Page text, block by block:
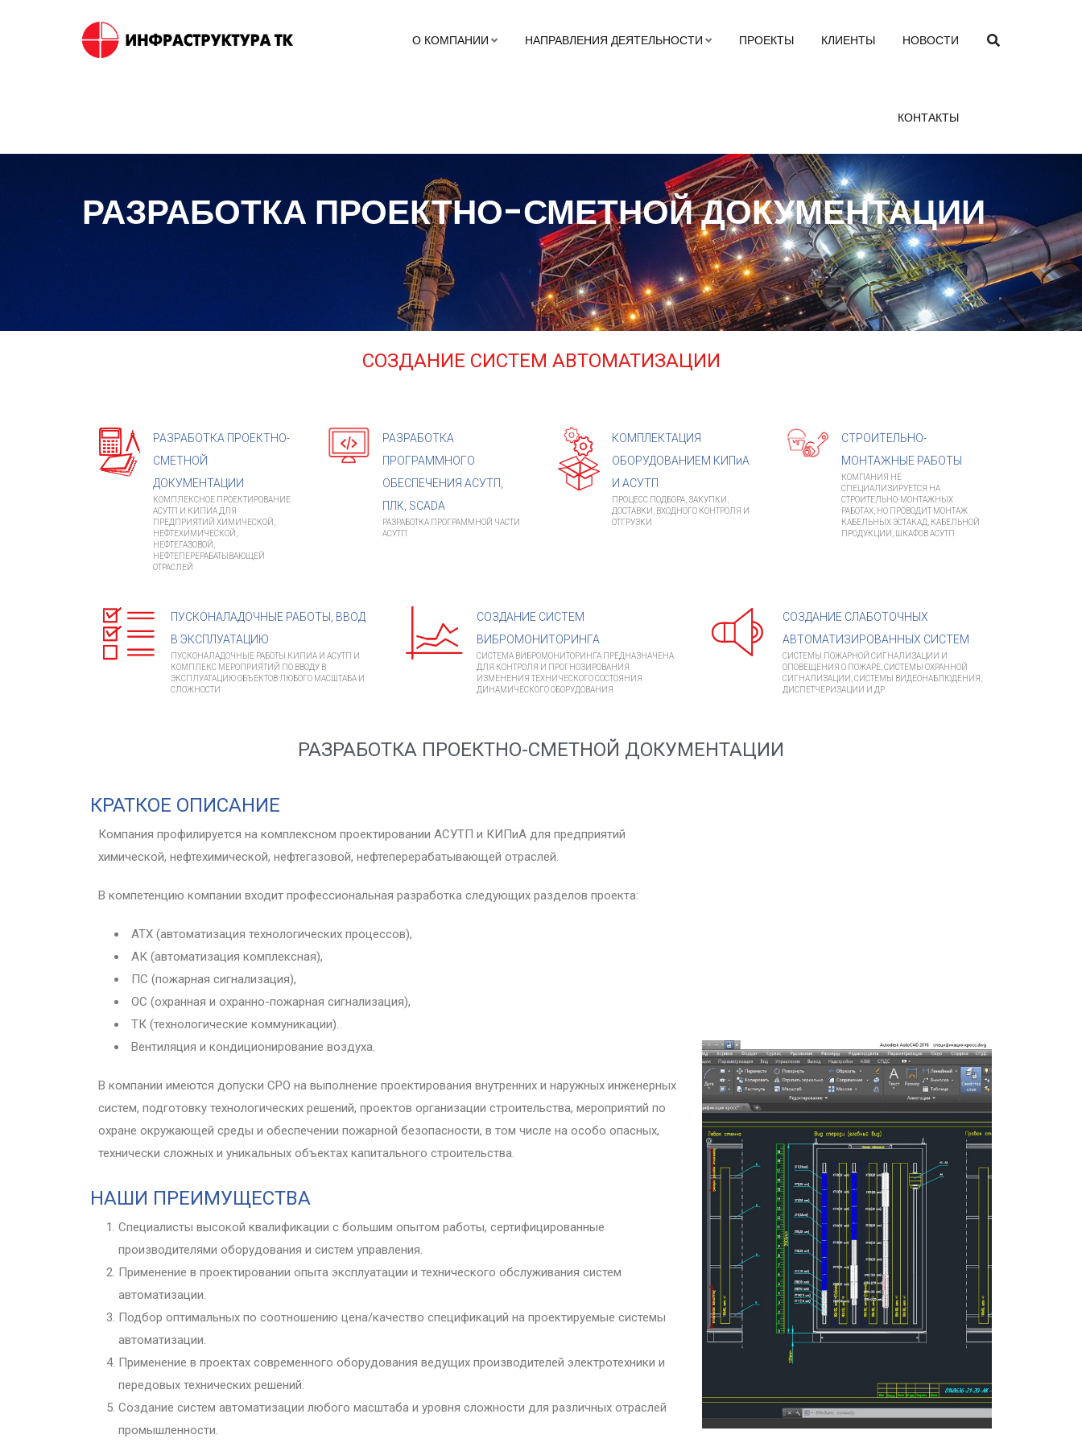
О КОМПАНИИ НАПРАВЛЕНИЯ ДЕЯТЕЛЬНОСТИ ПРОЕКТЫ КЛИЕНТЫ НОВОСТИ
КОНТАКТЫ
РАЗРАБОТКА ПРОЕКТНО-СМЕТНОЙ ДОКУМЕНТАЦИИ
СОЗДАНИЕ СИСТЕМ АВТОМАТИЗАЦИИ
РАЗРАБОТКА ПРОЕКТНО-
СМЕТНОЙ
ДОКУМЕНТАЦИИ
КОМПЛЕКСНОЕ ПРОЕКТИРОВАНИЕ
АСУТП И КИПИА ДЛЯ
ПРЕДПРИЯТИЙ ХИМИЧЕСКОЙ,
НЕФТЕХИМИЧЕСКОЙ,
НЕФТЕГАЗОВОЙ,
НЕФТЕПЕРЕРАБАТЫВАЮЩЕЙ
ОТРАСЛЕЙ
РАЗРАБОТКА
ПРОГРАММНОГО
ОБЕСПЕЧЕНИЯ АСУТП,
ПЛК, SCADA
РАЗРАБОТКА ПРОГРАММНОЙ ЧАСТИ
АСУТП
КОМПЛЕКТАЦИЯ
ОБОРУДОВАНИЕМ КИПиА
И АСУТП
ПРОЦЕСС ПОДБОРА, ЗАКУПКИ,
ДОСТАВКИ, ВХОДНОГО КОНТРОЛЯ И
ОТГРУЗКИ
СТРОИТЕЛЬНО-
МОНТАЖНЫЕ РАБОТЫ
КОМПАНИЯ НЕ
СПЕЦИАЛИЗИРУЕТСЯ НА
СТРОИТЕЛЬНО-МОНТАЖНЫХ
РАБОТАХ, НО ПРОВОДИТ МОНТАЖ
КАБЕЛЬНЫХ ЭСТАКАД, КАБЕЛЬНОЙ
ПРОДУКЦИИ, ШКАФОВ АСУТП
ПУСКОНАЛАДОЧНЫЕ РАБОТЫ, ВВОД
В ЭКСПЛУАТАЦИЮ
ПУСКОНАЛАДОЧНЫЕ РАБОТЫ КИПИА И АСУТП И
КОМПЛЕКС МЕРОПРИЯТИЙ ПО ВВОДУ В
ЭКСПЛУАТАЦИЮ ОБЪЕКТОВ ЛЮБОГО МАСШТАБА И
СЛОЖНОСТИ
СОЗДАНИЕ СИСТЕМ
ВИБРОМОНИТОРИНГА
СИСТЕМА ВИБРОМОНИТОРИНГА ПРЕДНАЗНАЧЕНА
ДЛЯ КОНТРОЛЯ И ПРОГНОЗИРОВАНИЯ
ИЗМЕНЕНИЯ ТЕХНИЧЕСКОГО СОСТОЯНИЯ
ДИНАМИЧЕСКОГО ОБОРУДОВАНИЯ
СОЗДАНИЕ СЛАБОТОЧНЫХ
АВТОМАТИЗИРОВАННЫХ СИСТЕМ
СИСТЕМЫ ПОЖАРНОЙ СИГНАЛИЗАЦИИ И
ОПОВЕЩЕНИЯ О ПОЖАРЕ, СИСТЕМЫ ОХРАННОЙ
СИГНАЛИЗАЦИИ, СИСТЕМЫ ВИДЕОНАБЛЮДЕНИЯ,
ДИСПЕТЧЕРИЗАЦИИ И ДР.
РАЗРАБОТКА ПРОЕКТНО-СМЕТНОЙ ДОКУМЕНТАЦИИ
КРАТКОЕ ОПИСАНИЕ
Компания профилируется на комплексном проектировании АСУТП и КИПиА для предприятий
химической, нефтехимической, нефтегазовой, нефтеперерабатывающей отраслей.
В компетенцию компании входит профессиональная разработка следующих разделов проекта:
АТХ (автоматизация технологических процессов),
АК (автоматизация комплексная),
ПС (пожарная сигнализация),
ОС (охранная и охранно-пожарная сигнализация),
ТК (технологические коммуникации).
Вентиляция и кондиционирование воздуха.
В компании имеются допуски СРО на выполнение проектирования внутренних и наружных инженерных
систем, подготовку технологических решений, проектов организации строительства, мероприятий по
охране окружающей среды и обеспечении пожарной безопасности, в том числе на особо опасных,
технически сложных и уникальных объектах капитального строительства.
НАШИ ПРЕИМУЩЕСТВА
Специалисты высокой квалификации с большим опытом работы, сертифицированные
производителями оборудования и систем управления.
Применение в проектировании опыта эксплуатации и технического обслуживания систем
автоматизации.
Подбор оптимальных по соотношению цена/качество спецификаций на проектируемые системы
автоматизации.
Применение в проектах современного оборудования ведущих производителей электротехники и
передовых технических решений.
Создание систем автоматизации любого масштаба и уровня сложности для различных отраслей
промышленности.